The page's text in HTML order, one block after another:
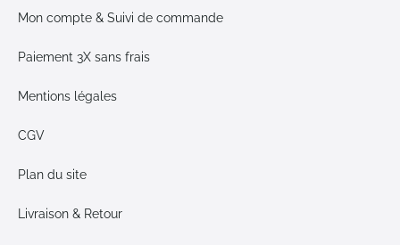
Mon compte & Suivi de commande
Paiement 3X sans frais
Mentions légales
CGV
Plan du site
Livraison & Retour